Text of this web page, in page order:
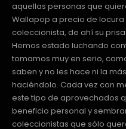
aquellas personas que
Wallapop a precio de
coleccionista, de ahí su
Hemos estado luchando
tomamos muy en serio,
saben y no les hace ni la
haciéndolo. Cada vez con
este tipo de aprovechados
beneficio personal y
coleccionistas que sólo